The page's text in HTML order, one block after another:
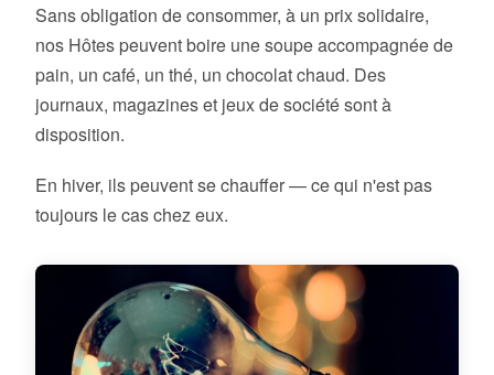
Sans obligation de consommer, à un prix solidaire,
nos Hôtes peuvent boire une soupe accompagnée de
pain, un café, un thé, un chocolat chaud. Des
journaux, magazines et jeux de société sont à
disposition.
En hiver, ils peuvent se chauffer — ce qui n'est pas
toujours le cas chez eux.